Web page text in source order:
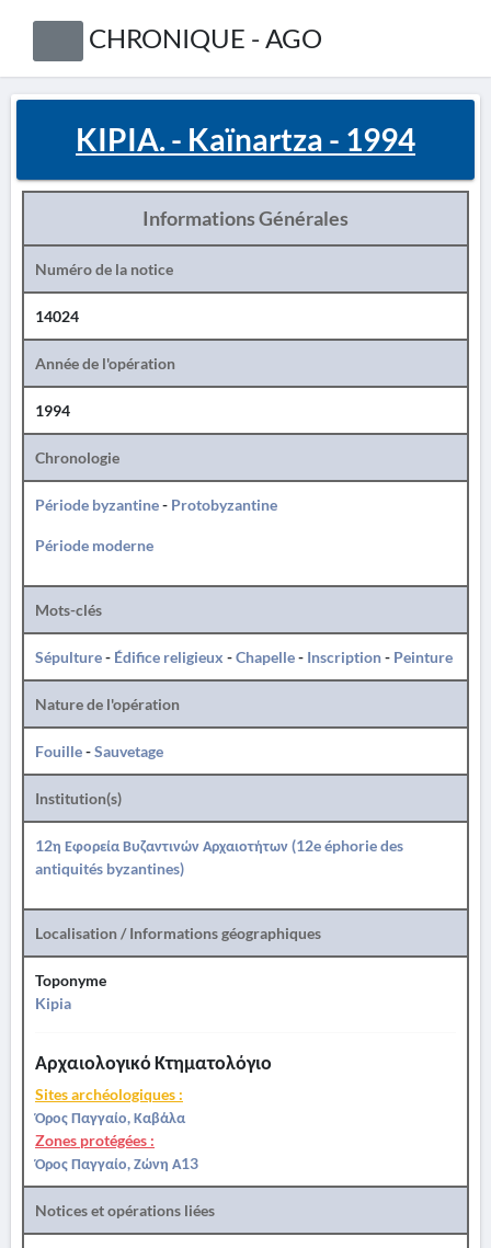
CHRONIQUE - AGO
KIPIA. - Kaïnartza - 1994
Informations Générales
Numéro de la notice
14024
Année de l'opération
1994
Chronologie
Période byzantine- Protobyzantine
Période moderne
Mots-clés
Sépulture- Édifice religieux -Chapelle- Inscription- Peinture
Nature de l'opération
Fouille-Sauvetage
Institution(s)
12η Εφορεία Βυζαντινών Αρχαιοτήτων (12e éphorie des
antiquités byzantines)
Localisation / Informations géographiques
Toponyme
Kipia
Αρχαιολογικό Κτηματολόγιο
Sites archéologiques :
Όρος Παγγαίο, Καβάλα
Zones protégées :
Όρος Παγγαίο, Ζώνη Α13
Notices et opérations liées